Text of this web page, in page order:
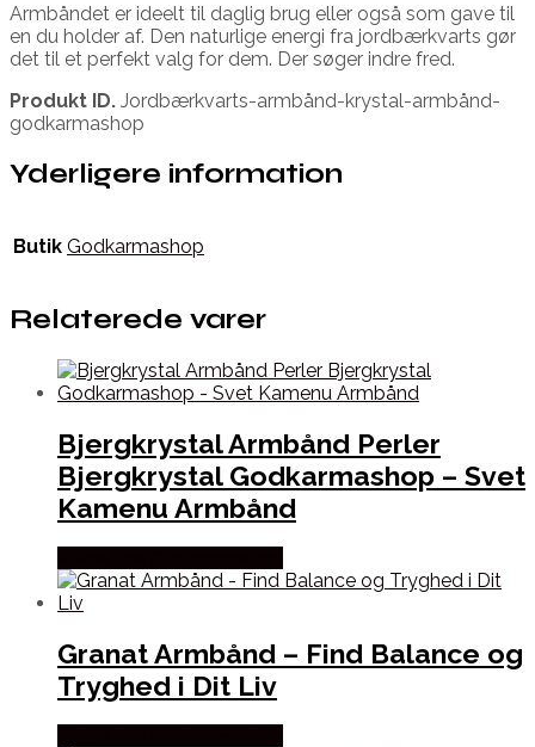
Armbåndet er ideelt til daglig brug eller også som gave til
en du holder af. Den naturlige energi fra jordbærkvarts gør
det til et perfekt valg for dem. Der søger indre fred.
Produkt ID. Jordbærkvarts-armbånd-krystal-armbånd-
godkarmashop
Yderligere information
Butik Godkarmashop
Relaterede varer
Bjergkrystal Armbånd Perler
Bjergkrystal Godkarmashop – Svet
Kamenu Armbånd
Granat Armbånd – Find Balance og
Tryghed i Dit Liv